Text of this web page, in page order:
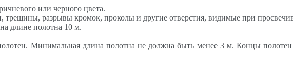
или черного цвета.
трещины, разрывы кромок, проколы и другие отверстия, видимые при
длине полотна 10 м.
Минимальная длина полотна не должна быть менее 3 м. Концы